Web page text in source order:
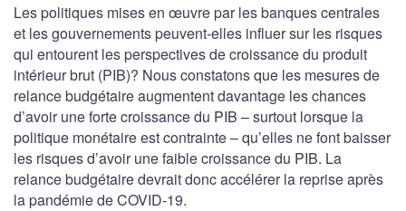
Les politiques mises en œuvre par les banques centrales
et les gouvernements peuvent-elles influer sur les risques
qui entourent les perspectives de croissance du produit
intérieur brut (PIB)? Nous constatons que les mesures de
relance budgétaire augmentent davantage les chances
d’avoir une forte croissance du PIB – surtout lorsque la
politique monétaire est contrainte – qu’elles ne font baisser
les risques d’avoir une faible croissance du PIB. La
relance budgétaire devrait donc accélérer la reprise après
la pandémie de COVID-19.